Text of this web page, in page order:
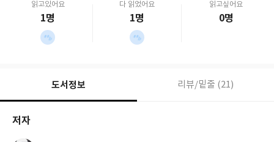
읽고있어요
1명
다 읽었어요
1명
읽고싶어요
0명
도서정보 리뷰/밑줄 (21)
저자